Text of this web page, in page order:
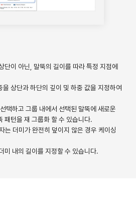
단이 아닌, 말뚝의 길이를 따라 특정 지점에
상단과 하단의 깊이 및 하중 값을 지정하여
택하고 그룹 내에서 선택된 말뚝에 새로운
패턴을 재 그룹화 할 수 있습니다.
는 더미가 완전히 덮이지 않은 경우 케이싱
미 내의 길이를 지정할 수 있습니다.